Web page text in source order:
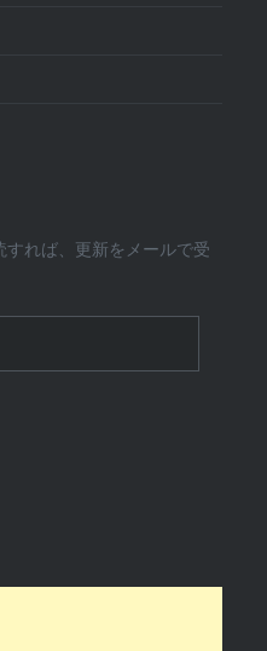
すれば、更新をメールで受